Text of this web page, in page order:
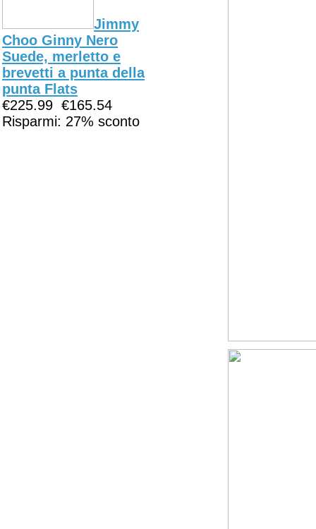
Jimmy
Choo Ginny Nero
Suede, merletto e
brevetti a punta della
punta Flats
€225.99 €165.54
Risparmi: 27% sconto